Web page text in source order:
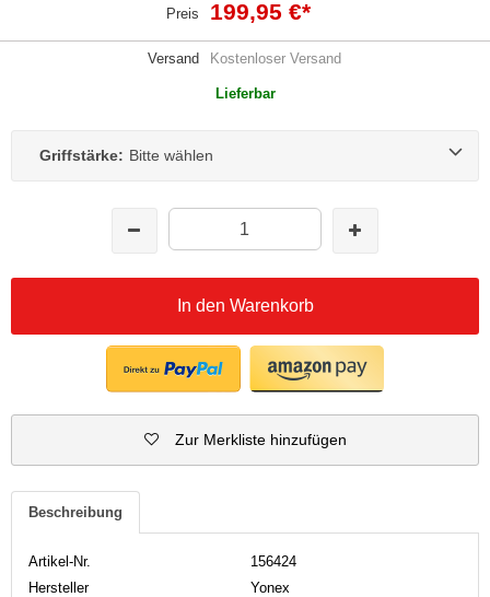
Preis 199,95 €*
Versand Kostenloser Versand
Lieferbar
Griffstärke: Bitte wählen
In den Warenkorb
Zur Merkliste hinzufügen
Beschreibung
Artikel-Nr.
156424
Hersteller
Yonex